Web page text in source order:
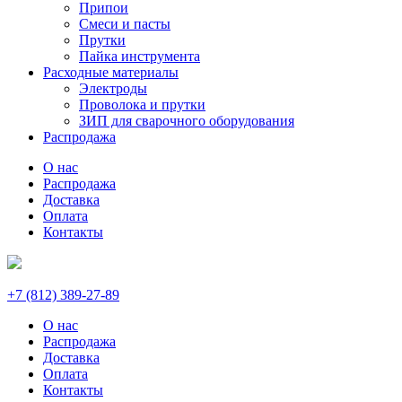
Припои
Смеси и пасты
Прутки
Пайка инструмента
Расходные материалы
Электроды
Проволока и прутки
ЗИП для сварочного оборудования
Распродажа
О нас
Распродажа
Доставка
Оплата
Контакты
+7 (812) 389-27-89
О нас
Распродажа
Доставка
Оплата
Контакты